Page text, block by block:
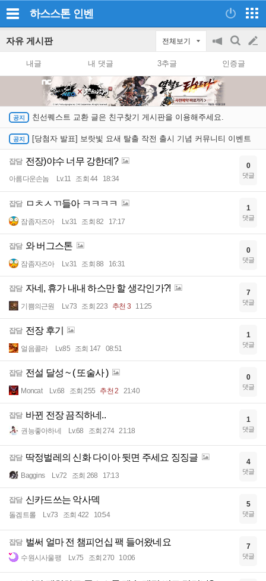
하스스톤 인벤
자유 게시판 전체보기
공
on/off
검
색
글
쓰
내글 내 댓글 3추글 인증글
친선퀘스트 교환 글은 친구찾기 게시판을 이용해주세요.
[당첨자 발표] 보랏빛 요새 탈출 작전 출시 기념 커뮤니티 이벤트
잡담 전장)야수 너무 강한데?
아름다운손놈 Lv.11 조회 44 18:34
0
댓글
잡담 ㅁㅊㅅㄲ들아 ㅋㅋㅋㅋ
잠좀자즈아 Lv.31 조회 82 17:17
1
댓글
잡담 와 버그스톤
잠좀자즈아 Lv.31 조회 88 16:31
0
댓글
잡담 자네, 휴가 내내 하스만 할 생각인가?!
기쁨의근원 Lv.73 조회 223 추천 3 11:25
7
댓글
잡담 전장 후기
얼음콜라 Lv.85 조회 147 08:51
1
댓글
잡담 전설 달성 ~ ( 또술사 )
Moncat Lv.68 조회 255 추천 2 21:40
0
댓글
잡담 바뀐 전장 끔직하네..
권능좋아하네 Lv.68 조회 274 21:18
1
댓글
잡담 딱정벌레의 신화 다이아 뒷면 주세요 징징글
Baggins Lv.72 조회 268 17:13
4
댓글
잡담 신카드쓰는 악사덱
돌겜트롤 Lv.73 조회 422 10:54
5
댓글
잡담 벌써 얼마 전 챔피언십 팩 들어왔네요
수원시사울팽 Lv.75 조회 270 10:06
7
댓글